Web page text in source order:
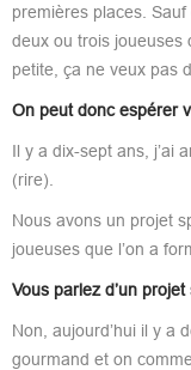
premières places.
deux ou trois joueuses
petite, ça ne veux pas
On peut donc espérer
Il y a dix-sept ans, j’ai
(rire).
Nous avons un projet
joueuses que l’on a
Vous parlez d’un
Non, aujourd’hui il y a
gourmand et on